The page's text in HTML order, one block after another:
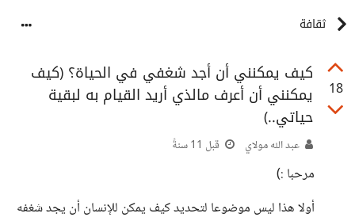
ثقافة
18
كيف يمكنني أن أجد شغفي في الحياة؟ (كيف
يمكنني أن أعرف مالذي أريد القيام به لبقية
حياتي..)
عبد الله مولاي قبل 11 سنةً
مرحبا :)
أولا هذا ليس موضوعا لتحديد كيف يمكن للإنسان أن يجد شغفه